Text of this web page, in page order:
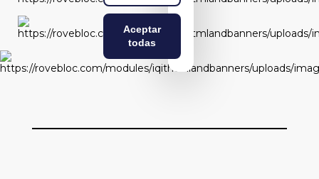
Aceptar
todas